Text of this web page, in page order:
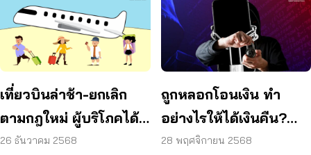
เที่ยวบินล่าช้า-ยกเลิก
ตามกฎใหม่ ผู้บริโภคได้
อะไรบ้าง
26 ธันวาคม 2568
ถูกหลอกโอนเงิน ทำ
อย่างไรให้ได้เงินคืน?
ปปง. เปิดช่องผู้เสียหาย
28 พฤศจิกายน 2568